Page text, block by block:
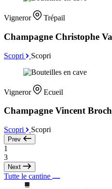
Vigneror Trépail
Champagne Christophe
Scopri Scopri
Vigneror Ecueil
Champagne Vincent
Scopri Scopri
Prev
1
3
Next
Tutte le cantine